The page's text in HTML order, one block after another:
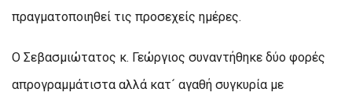
πραγματοποιηθεί τις προσεχείς ημέρες.
Ο Σεβασμιώτατος κ. Γεώργιος συναντήθηκε δύο φορές
απρογραμμάτιστα αλλά κατ´ αγαθή συγκυρία με